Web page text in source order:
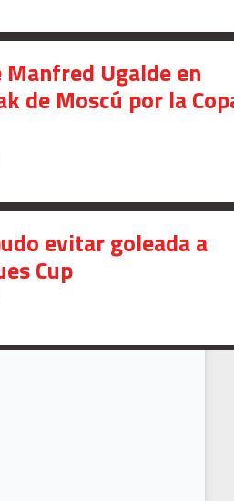
Manfred Ugalde en
de Moscú por la
evitar goleada a
Cup